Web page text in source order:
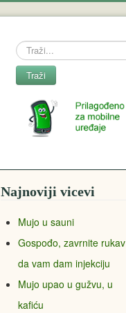
Search
Traži
Najnoviji vicevi
Mujo u sauni
Gospođo, zavrnite rukav
da vam dam injekciju
Mujo upao u gužvu, u
kafiću